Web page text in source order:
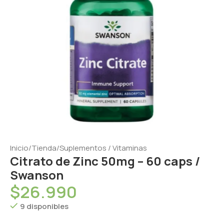
Inicio/Tienda/Suplementos / Vitaminas
Citrato de Zinc 50mg – 60 caps /
Swanson
$26.990
9 disponibles